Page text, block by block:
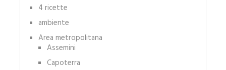
4 ricette
ambiente
Area metropolitana
Assemini
Capoterra